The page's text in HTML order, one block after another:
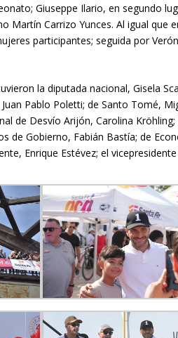
Giuseppe Ilario, en segundo
Martín Carrizo Yunces. Al igual que
participantes; seguida por
la diputada nacional, Gisela
Pablo Poletti; de Santo Tomé,
de Desvío Arijón, Carolina
de Gobierno, Fabián Bastía; de
Enrique Estévez; el